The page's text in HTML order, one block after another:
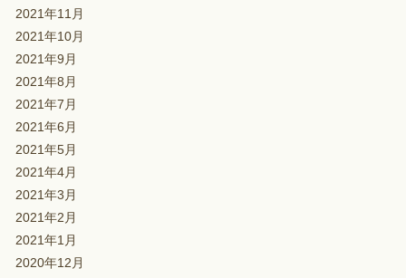
2021年11月
2021年10月
2021年9月
2021年8月
2021年7月
2021年6月
2021年5月
2021年4月
2021年3月
2021年2月
2021年1月
2020年12月